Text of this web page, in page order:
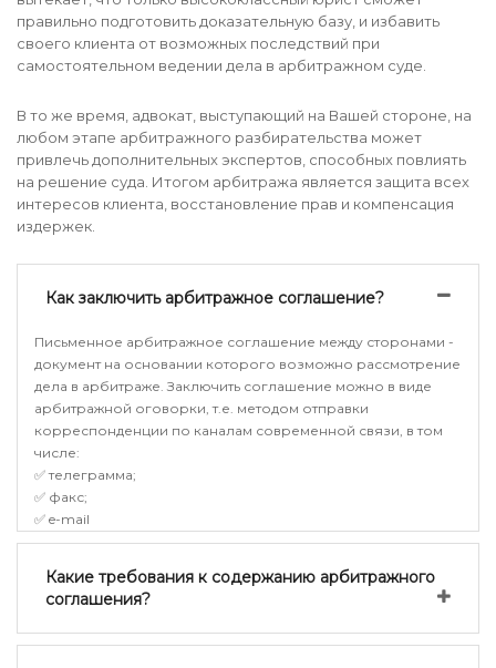
правильно подготовить доказательную базу, и избавить
своего клиента от возможных последствий при
самостоятельном ведении дела в арбитражном суде.
В то же время, адвокат, выступающий на Вашей стороне, на
любом этапе арбитражного разбирательства может
привлечь дополнительных экспертов, способных повлиять
на решение суда. Итогом арбитража является защита всех
интересов клиента, восстановление прав и компенсация
издержек.
Как заключить арбитражное соглашение?
Письменное арбитражное соглашение между сторонами -
документ на основании которого возможно рассмотрение
дела в арбитраже. Заключить соглашение можно в виде
арбитражной оговорки, т.е. методом отправки
корреспонденции по каналам современной связи, в том
числе:
✅ телеграмма;
✅ факс;
✅ e-mail
Какие требования к содержанию арбитражного
соглашения?